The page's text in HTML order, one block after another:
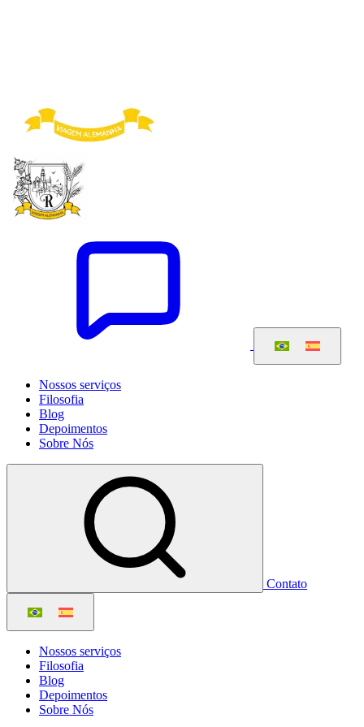
Nossos serviços
Filosofia
Blog
Depoimentos
Sobre Nós
Contato
Nossos serviços
Filosofia
Blog
Depoimentos
Sobre Nós